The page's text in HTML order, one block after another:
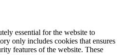
essential for the website to
only includes cookies that ensures
features of the website. These